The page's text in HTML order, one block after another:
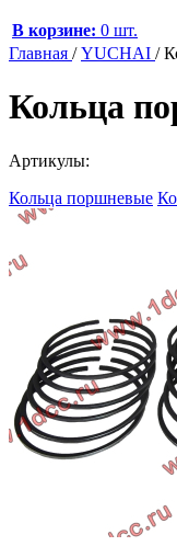
В корзине: 0 шт.
Главная /YUCHAI /
Кольца
Артикулы:
Кольца поршневые